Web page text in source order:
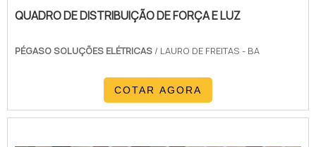
QUADRO DE DISTRIBUIÇÃO DE FORÇA E LUZ
PÉGASO SOLUÇÕES ELÉTRICAS / LAURO DE FREITAS - BA
COTAR AGORA